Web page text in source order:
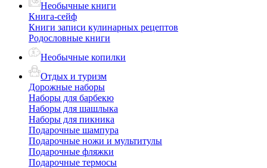
Необычные книги
Книга-сейф
Книги записи кулинарных рецептов
Родословные книги
Необычные копилки
Отдых и туризм
Дорожные наборы
Наборы для барбекю
Наборы для шашлыка
Наборы для пикника
Подарочные шампура
Подарочные ножи и мультитулы
Подарочные фляжки
Подарочные термосы